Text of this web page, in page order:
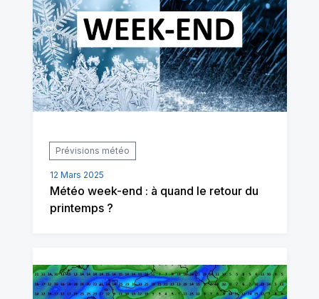
Prévisions météo
12 Mars 2025
Météo week-end : à quand le retour du
printemps ?